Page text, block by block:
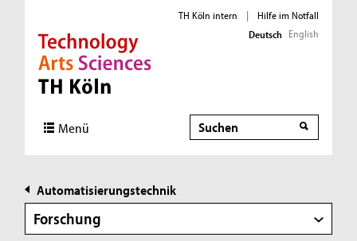
Direkt zur Hauptnavigation
Direkt zur Subnavigation
Direkt zum Inhalt
Direkt zum Fußbereich
TH Köln intern |
Hilfe im Notfall
Deutsch English
Menü Suche
Suche
Automatisierungstechnik
Forschung